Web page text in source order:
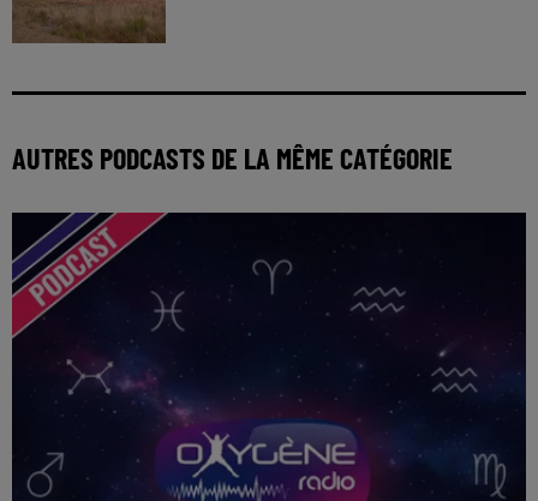
AUTRES PODCASTS DE LA MÊME CATÉGORIE